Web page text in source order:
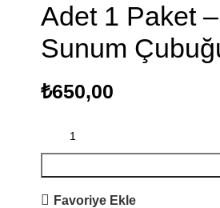
Adet 1 Paket –
Sunum
₺650,00
Favoriye Ekle